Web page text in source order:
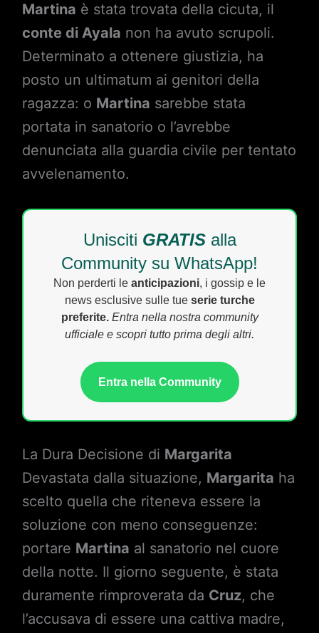
Martina è stata trovata della cicuta, il
conte di Ayala non ha avuto scrupoli.
Determinato a ottenere giustizia, ha
posto un ultimatum ai genitori della
ragazza: o Martina sarebbe stata
portata in sanatorio o l’avrebbe
denunciata alla guardia civile per tentato
avvelenamento.
Unisciti GRATISalla
Community su WhatsApp!
Non perderti le anticipazioni, i gossip e le
news esclusive sulle tue serie turche
preferite. Entra nella nostra community
ufficiale e scopri tutto prima degli altri.
Entra nella Community
La Dura Decisione di Margarita
Devastata dalla situazione, Margarita ha
scelto quella che riteneva essere la
soluzione con meno conseguenze:
portare Martina al sanatorio nel cuore
della notte. Il giorno seguente, è stata
duramente rimproverata da Cruz, che
l’accusava di essere una cattiva madre,